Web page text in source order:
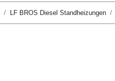
LF BROS Diesel Standheizungen